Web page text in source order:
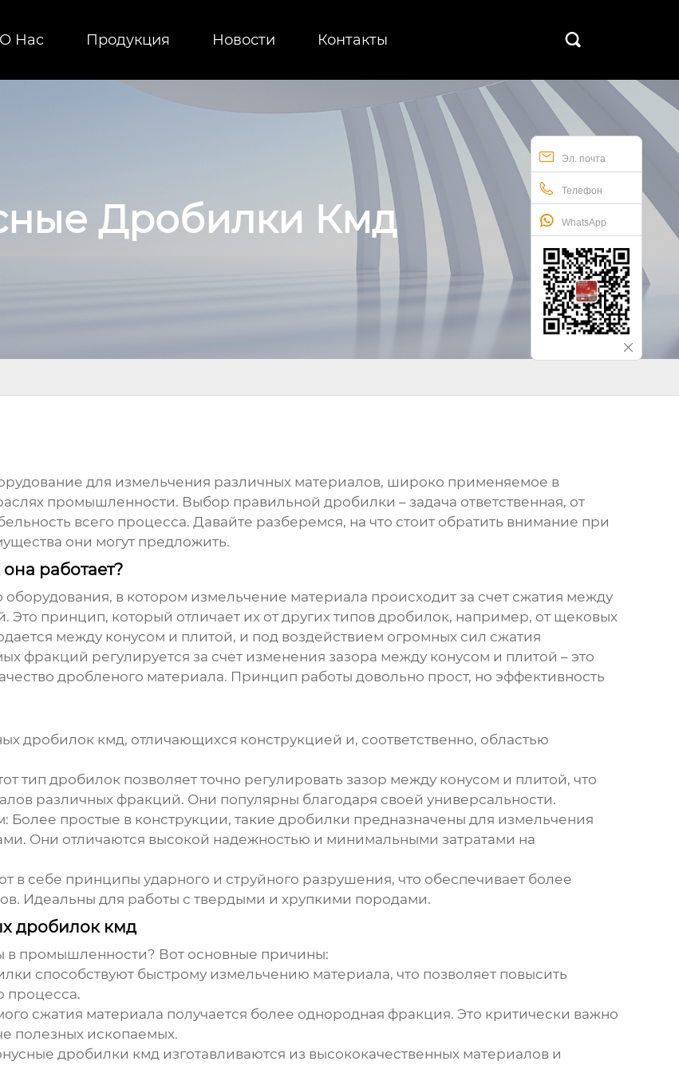
О Нac Продукция Новости Контакты 
Эл. почта
Телефон
WhatsApp
Дробилки Кмд
для измельчения различных материалов, широко применяемое в
промышленности. Выбор правильной дробилки – задача ответственная, от
всего процесса. Давайте разберемся, на что стоит обратить внимание при
они могут предложить.
работает?
оборудования, в котором измельчение материала происходит за счет сжатия между
принцип, который отличает их от других типов дробилок, например, от щековых
между конусом и плитой, и под воздействием огромных сил сжатия
фракций регулируется за счет изменения зазора между конусом и плитой – это
дробленого материала. Принцип работы довольно прост, но эффективность
дробилок кмд, отличающихся конструкцией и, соответственно, областью
тип дробилок позволяет точно регулировать зазор между конусом и плитой, что
различных фракций. Они популярны благодаря своей универсальности.
Более простые в конструкции, такие дробилки предназначены для измельчения
Они отличаются высокой надежностью и минимальными затратами на
в себе принципы ударного и струйного разрушения, что обеспечивает более
Идеальны для работы с твердыми и хрупкими породами.
дробилок кмд
в промышленности? Вот основные причины:
способствуют быстрому измельчению материала, что позволяет повысить
процесса.
сжатия материала получается более однородная фракция. Это критически важно
полезных ископаемых.
дробилки кмдизготавливаются из высококачественных материалов и